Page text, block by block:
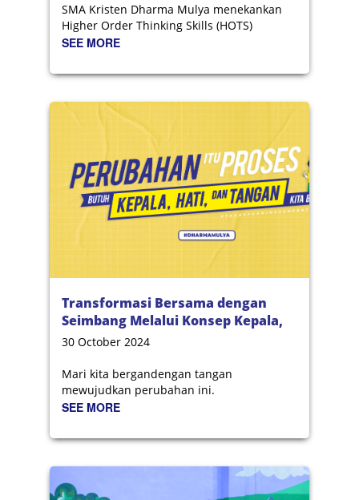
SMA Kristen Dharma Mulya menekankan
Higher Order Thinking Skills (HOTS)
SEE MORE
Transformasi Bersama dengan
Seimbang Melalui Konsep Kepala,
Hati, dan Tangan
30 October 2024
Mari kita bergandengan tangan
mewujudkan perubahan ini.
SEE MORE